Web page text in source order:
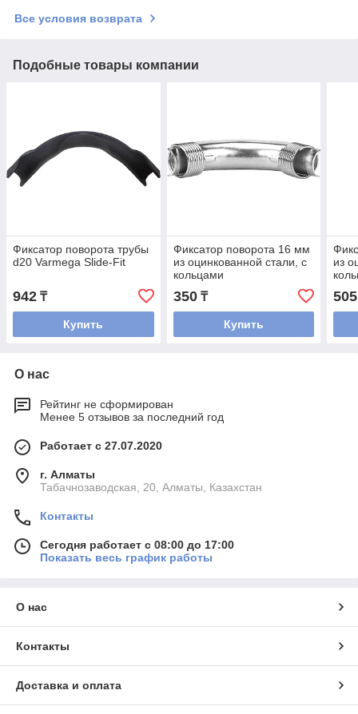
Все условия возврата
Подобные товары компании
Фиксатор поворота трубы
d20 Varmega Slide-Fit
942 ₸
Купить
Фиксатор поворота 16 мм
из оцинкованной стали, с
кольцами
350₸
Купить
из
505
О нас
Рейтинг не сформирован
Менее 5 отзывов за последний год
Работает с 27.07.2020
г. Алматы
Табачнозаводская, 20, Алматы, Казахстан
Контакты
Сегодня работает с 08:00 до 17:00
Показать весь график работы
О нас
Контакты
Доставка и оплата